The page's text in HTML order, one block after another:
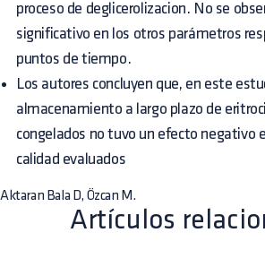
proceso de deglicerolizacion. No se
significativo en los otros parámetros
puntos de tiempo.
Los autores concluyen que, en este
almacenamiento a largo plazo de
congelados no tuvo un efecto negativo
calidad evaluados
Aktaran Bala D, Özcan M.
Artículos